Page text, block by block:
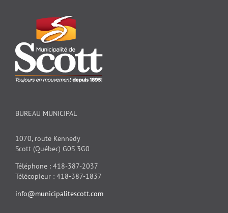
BUREAU MUNICIPAL
1070, route Kennedy
Scott (Québec) G0S 3G0
Téléphone : 418-387-2037
Télécopieur : 418-387-1837
info@municipalitescott.com